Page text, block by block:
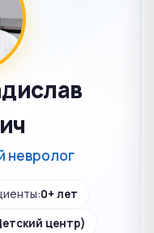
невролог
0+ лет
центр)